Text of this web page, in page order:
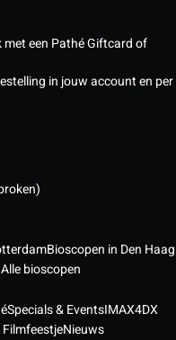
een Pathé Giftcard of
in jouw account en per
Bioscopen in Den Haag
Alle bioscopen
Specials & EventsIMAX4DX
Nieuws